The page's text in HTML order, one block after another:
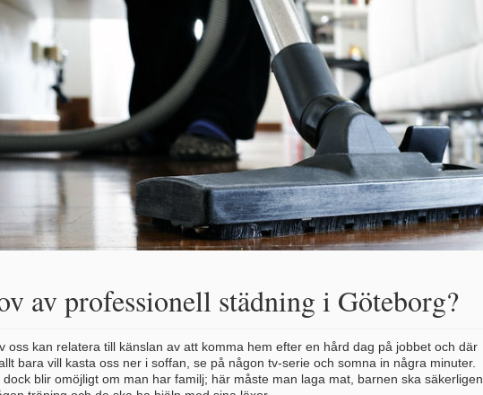
av professionell städning i Göteborg?
oss kan relatera till känslan av att komma hem efter en hård dag på jobbet och där
bara vill kasta oss ner i soffan, se på någon tv-serie och somna in några minuter.
dock blir omöjligt om man har familj; här måste man laga mat, barnen ska säkerligen